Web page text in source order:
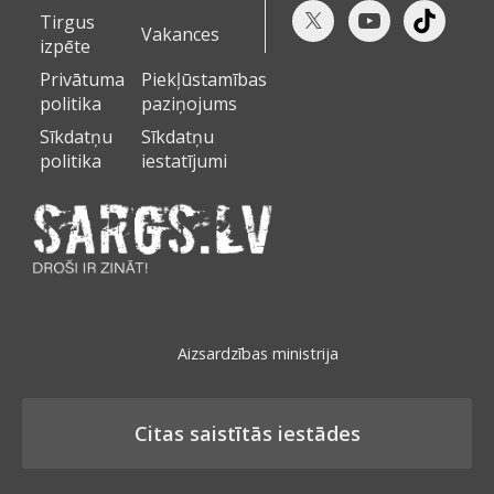
Tirgus
izpēte
Vakances
Privātuma
politika
Piekļūstamības
paziņojums
Sīkdatņu
politika
Sīkdatņu
iestatījumi
Aizsardzības ministrija
Citas saistītās iestādes